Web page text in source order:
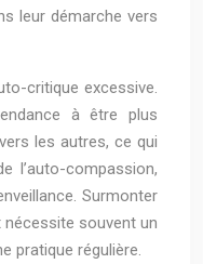
leur démarche vers
critique excessive.
à être plus
les autres, ce qui
l’auto-compassion,
Surmonter
souvent un
pratique régulière.